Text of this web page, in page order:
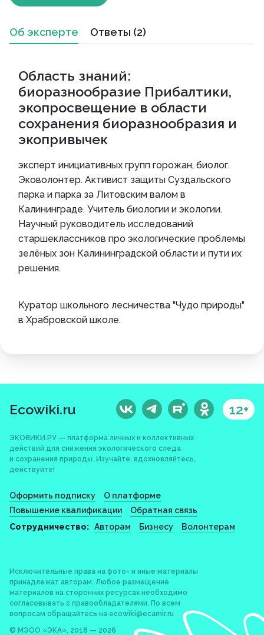
Об эксперте Ответы (2)
Область знаний:
биоразнообразие Прибалтики,
экопросвещение в области
сохранения биоразнообразия и
экопривычек
эксперт инициативных групп горожан, биолог.
Эковолонтер. Активист защиты Суздальского
парка и парка за Литовским валом в
Калининграде. Учитель биологии и экологии.
Научный руководитель исследований
старшеклассников про экологические проблемы
зелёных зон Калининградской области и пути их
решения.
Куратор школьного лесничества "Чудо природы"
в Храбровской школе.
Ecowiki.ru 12+
ЭКОВИКИ.РУ — платформа личных и коллективных
действий для снижения экологического следа
и сохранения природы. Изучайте, вдохновляйтесь,
действуйте!
Оформить подписку
О платформе
Повышение квалификации
Обратная связь
Сотрудничество: Авторам Бизнесу Волонтерам
Исключительные права на фото- и иные материалы
принадлежат авторам. Любое размещение
материалов на сторонних ресурсах необходимо
согласовывать с правообладателями. По всем
вопросам обращайтесь на ecowiki@ecamir.ru
© МЭОО «ЭКА», 2018 — 2026